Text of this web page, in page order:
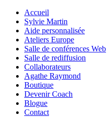
Accueil
Sylvie Martin
Aide personnalisée
Ateliers Europe
Salle de conférences Web
Salle de rediffusion
Collaborateurs
Agathe Raymond
Boutique
Devenir Coach
Blogue
Contact